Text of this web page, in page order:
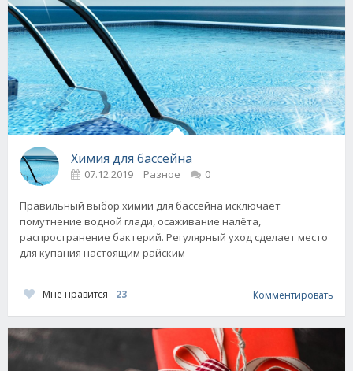
Химия для бассейна
07.12.2019 Разное 0
Правильный выбор химии для бассейна исключает
помутнение водной глади, осаживание налёта,
распространение бактерий. Регулярный уход сделает место
для купания настоящим райским
Мне нравится 23 Комментировать